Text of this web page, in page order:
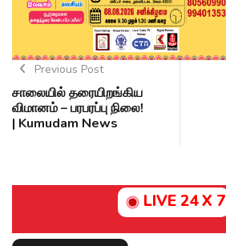
Previous Post
சாலையில் தரையிறங்கிய
விமானம் – பரபரப்பு நிலை!
| Kumudam News
LIVE 24 X 7